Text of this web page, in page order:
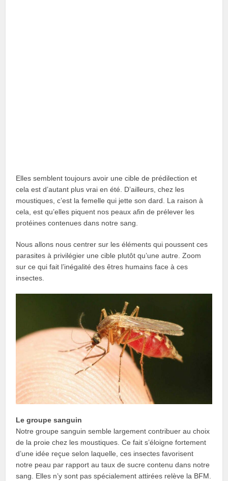
Elles semblent toujours avoir une cible de prédilection et
cela est d’autant plus vrai en été. D’ailleurs, chez les
moustiques, c’est la femelle qui jette son dard. La raison à
cela, est qu’elles piquent nos peaux afin de prélever les
protéines contenues dans notre sang.
Nous allons nous centrer sur les éléments qui poussent ces
parasites à privilégier une cible plutôt qu’une autre. Zoom
sur ce qui fait l’inégalité des êtres humains face à ces
insectes.
Le groupe sanguin
Notre groupe sanguin semble largement contribuer au choix
de la proie chez les moustiques. Ce fait s’éloigne fortement
d’une idée reçue selon laquelle, ces insectes favorisent
notre peau par rapport au taux de sucre contenu dans notre
sang. Elles n’y sont pas spécialement attirées relève la BFM.